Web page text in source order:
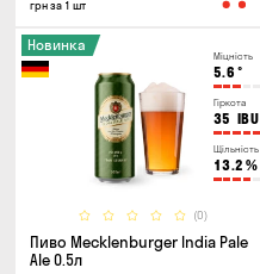
грн за 1 шт
Міцність
5.6 °
Гіркота
35 IBU
Щільність
13.2 %
(0)
Новинка
Пиво Mecklenburger India Pale
Ale 0.5л